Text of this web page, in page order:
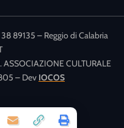
89135 – Reggio di Calabria
CULTURALE
– Dev IOCOS